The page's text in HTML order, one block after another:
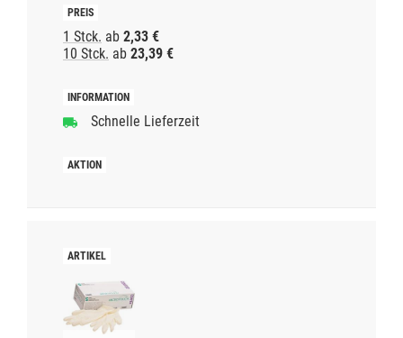
1 Stck. ab 2,33 €
10 Stck. ab 23,39 €
Schnelle Lieferzeit